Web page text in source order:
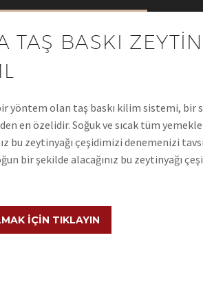
TAŞ BASKI
yöntem olan taş baskı kilim sistemi, bir
en özelidir. Soğuk ve sıcak tüm
bu zeytinyağı çeşidimizi denemenizi
bir şekilde alacağınız bu zeytinyağı
İÇIN TIKLAYIN